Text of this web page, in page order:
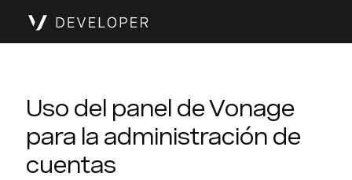
Uso del panel de Vonage
para la administración de
cuentas